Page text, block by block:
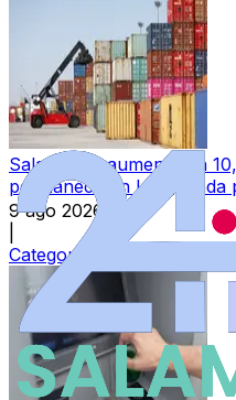
Salamanca aumenta un
permanece en la segunda
9 ago 2026
Categoría: